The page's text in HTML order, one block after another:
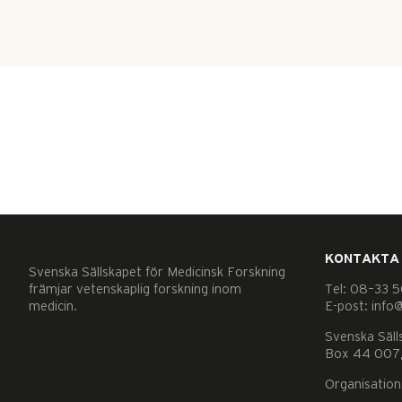
Svenska Sällskapet för Medicinsk Forskning
främjar vetenskaplig forskning inom
medicin.
KONTAKTA
Tel: 08–33
E-post:
Svenska
Box 44